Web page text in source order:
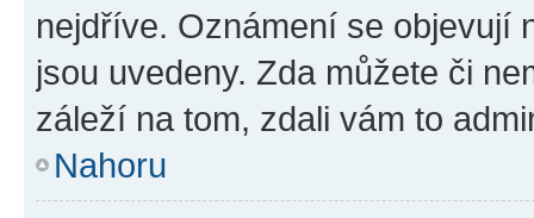
nejdříve. Oznámení se objevují
jsou uvedeny. Zda můžete či
záleží na tom, zdali vám to
Nahoru